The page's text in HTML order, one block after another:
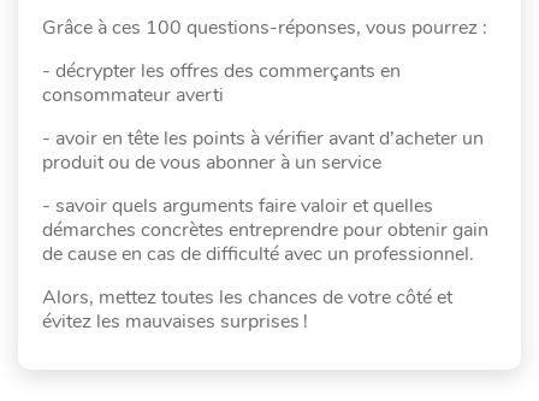
Grâce à ces 100 questions-réponses, vous pourrez :
- décrypter les offres des commerçants en
consommateur averti
- avoir en tête les points à vérifier avant d’acheter un
produit ou de vous abonner à un service
- savoir quels arguments faire valoir et quelles
démarches concrètes entreprendre pour obtenir gain
de cause en cas de difficulté avec un professionnel.
Alors, mettez toutes les chances de votre côté et
évitez les mauvaises surprises !